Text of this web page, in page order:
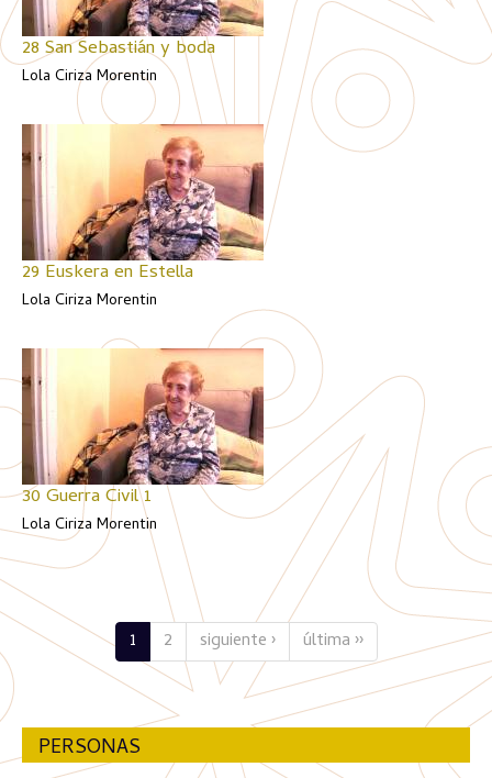
28 San Sebastián y boda
Lola Ciriza Morentin
29 Euskera en Estella
Lola Ciriza Morentin
30 Guerra Civil 1
Lola Ciriza Morentin
1 2 siguiente › última ››
PERSONAS